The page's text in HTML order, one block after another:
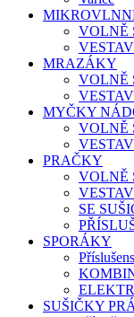
VOLNĚ
MRAZÁKY
VOLNĚ
MYČKY
VOLNĚ
PRAČKY
VOLNĚ
SE
SPORÁKY
SUŠIČKY